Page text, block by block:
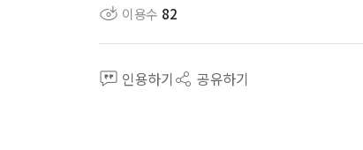
이용수 82
인용하기 공유하기